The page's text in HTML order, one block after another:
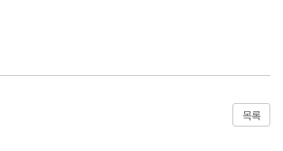
목록
[전산회계1급/전산세무2급/FAT1급/TAT2급]